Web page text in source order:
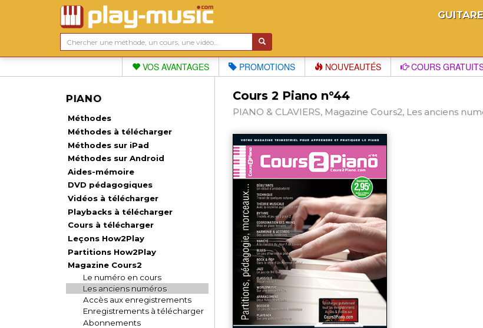
GUITARE
VOS AVANTAGES PROMOTIONS NOUVEAUTÉS COURS
PIANO
Méthodes
Méthodes à télécharger
Méthodes sur iPad
Méthodes sur Android
Aides-mémoire
DVD pédagogiques
Vidéos à télécharger
Playbacks à télécharger
Cours à télécharger
Leçons How2Play
Partitions How2Play
Magazine Cours2
Le numéro en cours
Les anciens numéros
Accès aux enregistrements
Enregistrements à télécharger
Abonnements
Cours 2 Piano n°44
PIANO & CLAVIERS, Magazine Cours2, Les anciens